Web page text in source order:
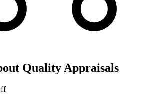
Quality Appraisals